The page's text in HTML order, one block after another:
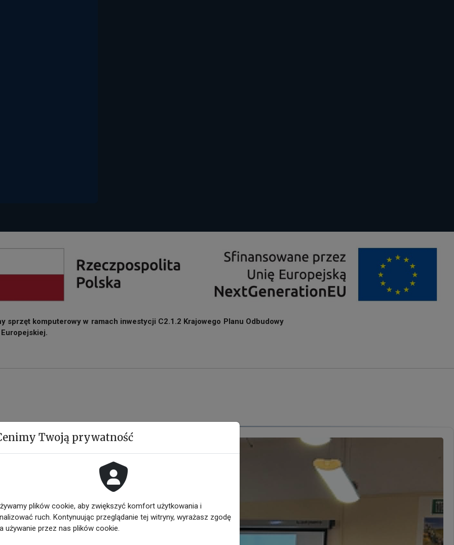
sprzęt komputerowy w ramach inwestycji C2.1.2 Krajowego Planu Odbudowy
Twoją prywatność
plików cookie, aby zwiększyć komfort użytkowania i
ruch. Kontynuując przeglądanie tej witryny, wyrażasz zgodę
używanie przez nas plików cookie.